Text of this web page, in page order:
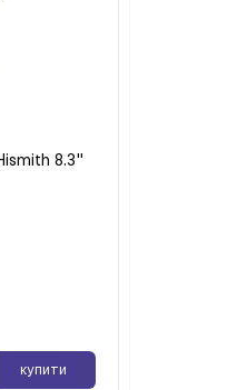
8.3"
купити